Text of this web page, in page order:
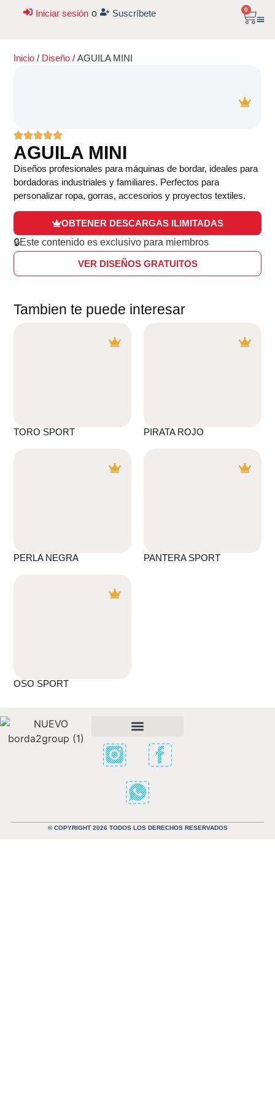
Iniciar sesión o Suscríbete 0
Inicio / Diseño / AGUILA MINI
AGUILA MINI
Diseños profesionales para máquinas de bordar, ideales para
bordadoras industriales y familiares. Perfectos para
personalizar ropa, gorras, accesorios y proyectos textiles.
OBTENER DESCARGAS ILIMITADAS
🔒Este contenido es exclusivo para miembros
VER DISEÑOS GRATUITOS
Tambien te puede interesar
TORO SPORT PIRATA ROJO
PERLA NEGRA PANTERA SPORT
OSO SPORT
© COPYRIGHT 2026 TODOS LOS DERECHOS RESERVADOS